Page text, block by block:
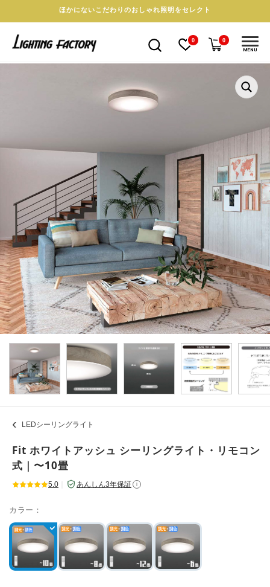
ほかにないこだわりのおしゃれ照明をセレクト
0 0
MENU
LEDシーリングライト
Fit ホワイトアッシュ シーリングライト・リモコン
式｜〜10畳
5.0 あんしん3年保証 i
カラー：